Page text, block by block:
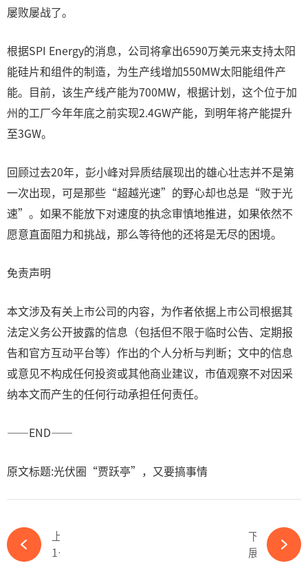
屡败屡战了。
根据SPI Energy的消息，公司将拿出6590万美元来支持太阳
能硅片和组件的制造，为生产线增加550MW太阳能组件产
能。目前，该生产线产能为700MW，根据计划，这个位于加
州的工厂今年年底之前实现2.4GW产能，到明年将产能提升
至3GW。
回顾过去20年，彭小峰对异质结展现出的雄心壮志并不是第
一次出现，可是那些“超越光速”的野心却也总是“败于光
速”。如果不能放下对速度的执念审慎地推进，如果依然不
愿意直面阻力和挑战，那么等待他的还将是无尽的困境。
免责声明
本文涉及有关上市公司的内容，为作者依据上市公司根据其
法定义务公开披露的信息（包括但不限于临时公告、定期报
告和官方互动平台等）作出的个人分析与判断；文中的信息
或意见不构成任何投资或其他商业建议，市值观察不对因采
纳本文而产生的任何行动承担任何责任。
——END——
原文标题:光伏圈“贾跃亭”，又要搞事情
1.168元/W！J品牌刷新光伏组件集采最低价-365wm完美体育官网
下一篇
展商推荐丨 移族——技术创新，打造户外用品领军品牌-365wm完美体育官网